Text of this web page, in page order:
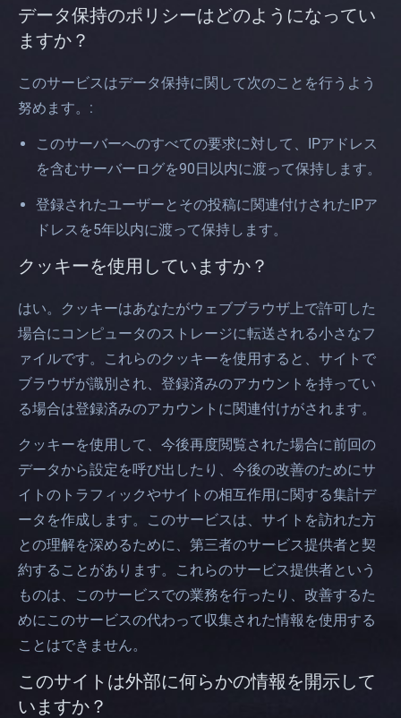
データ保持のポリシーはどのようになってい
ますか？
このサービスはデータ保持に関して次のことを行うよう
努めます。:
このサーバーへのすべての要求に対して、IPアドレス
を含むサーバーログを90日以内に渡って保持します。
登録されたユーザーとその投稿に関連付けされたIPア
ドレスを5年以内に渡って保持します。
クッキーを使用していますか？
はい。クッキーはあなたがウェブブラウザ上で許可した
場合にコンピュータのストレージに転送される小さなフ
ァイルです。これらのクッキーを使用すると、サイトで
ブラウザが識別され、登録済みのアカウントを持ってい
る場合は登録済みのアカウントに関連付けがされます。
クッキーを使用して、今後再度閲覧された場合に前回の
データから設定を呼び出したり、今後の改善のためにサ
イトのトラフィックやサイトの相互作用に関する集計デ
ータを作成します。このサービスは、サイトを訪れた方
との理解を深めるために、第三者のサービス提供者と契
約することがあります。これらのサービス提供者という
ものは、このサービスでの業務を行ったり、改善するた
めにこのサービスの代わって収集された情報を使用する
ことはできません。
このサイトは外部に何らかの情報を開示して
いますか？